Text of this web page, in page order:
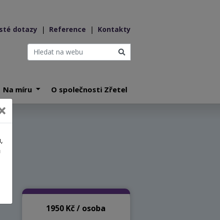
dotazy | Reference | Kontakty
Na míru O společnosti Zřetel
1950 Kč / osoba